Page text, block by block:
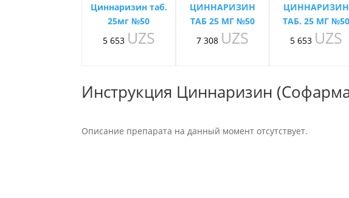
Циннаризин таб.
25мг №50
5 653 UZS
ЦИННАРИЗИН
ТАБ 25 МГ №50
7 308 UZS
ЦИННАРИЗИН
ТАБ. 25 МГ №50
5 653 UZS
Инструкция Циннаризин
Описание препарата на данный момент отсутствует.